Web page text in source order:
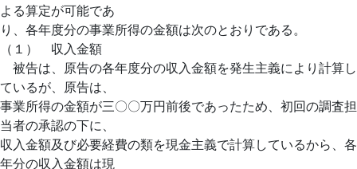
よる算定が可能であ
り、各年度分の事業所得の金額は次のとおりである。
（１） 収入金額
被告は、原告の各年度分の収入金額を発生主義により計算し
ているが、原告は、
事業所得の金額が三〇〇万円前後であったため、初回の調査担
当者の承認の下に、
収入金額及び必要経費の類を現金主義で計算しているから、各
年分の収入金額は現